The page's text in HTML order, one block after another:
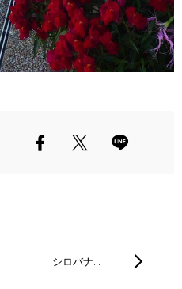
シロバナ…